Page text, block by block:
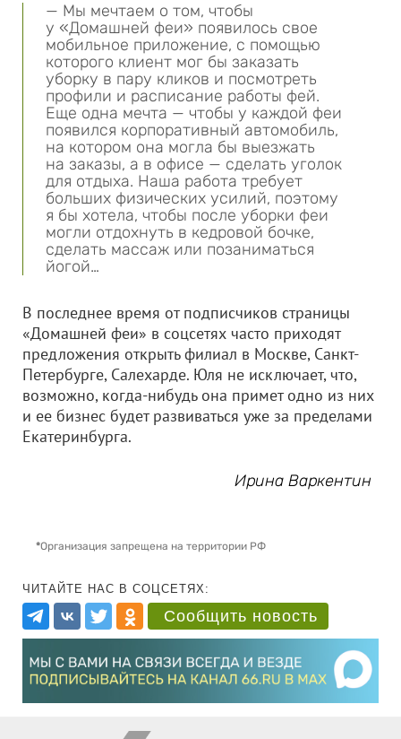
— Мы мечтаем о том, чтобы
у «Домашней феи» появилось свое
мобильное приложение, с помощью
которого клиент мог бы заказать
уборку в пару кликов и посмотреть
профили и расписание работы фей.
Еще одна мечта — чтобы у каждой феи
появился корпоративный автомобиль,
на котором она могла бы выезжать
на заказы, а в офисе — сделать уголок
для отдыха. Наша работа требует
больших физических усилий, поэтому
я бы хотела, чтобы после уборки феи
могли отдохнуть в кедровой бочке,
сделать массаж или позаниматься
йогой…
В последнее время от подписчиков страницы
«Домашней феи» в соцсетях часто приходят
предложения открыть филиал в Москве, Санкт-
Петербурге, Салехарде. Юля не исключает, что,
возможно, когда-нибудь она примет одно из них
и ее бизнес будет развиваться уже за пределами
Екатеринбурга.
Ирина Варкентин
*Организация запрещена на территории РФ
ЧИТАЙТЕ НАС В СОЦСЕТЯХ:
Сообщить новость